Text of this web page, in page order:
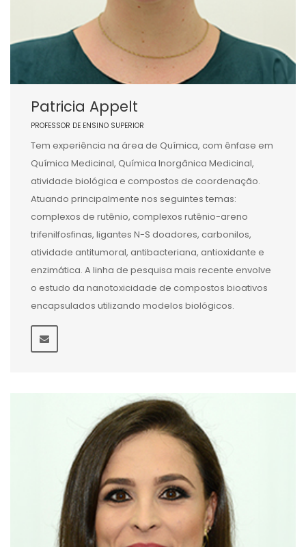
Patricia Appelt
PROFESSOR DE ENSINO SUPERIOR
Tem experiência na área de Química, com ênfase em
Química Medicinal, Química Inorgânica Medicinal,
atividade biológica e compostos de coordenação.
Atuando principalmente nos seguintes temas:
complexos de rutênio, complexos rutênio-areno
trifenilfosfinas, ligantes N-S doadores, carbonilos,
atividade antitumoral, antibacteriana, antioxidante e
enzimática. A linha de pesquisa mais recente envolve
o estudo da nanotoxicidade de compostos bioativos
encapsulados utilizando modelos biológicos.